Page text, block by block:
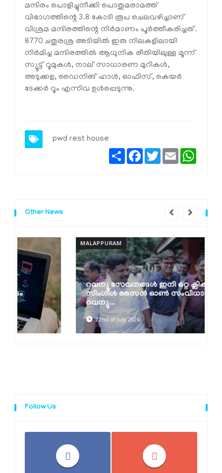
മന്ദിരം പൊളിച്ചുനീക്കി പൊതുമരാമത്ത്
വിഭാഗത്തിന്റെ 3.8 കോടി രൂപ ചെലവഴിച്ചാണ്
വിശ്രമ മന്ദിരത്തിന്റെ നിര്‍മാണം പൂര്‍ത്തീകരിച്ചത്.
8770 ചതുരശ്ര അടിയില്‍ ഇരു നിലകളിലായി
നിര്‍മിച്ച മന്ദിരത്തില്‍ ആധുനിക രീതിയിലുള്ള മൂന്ന്
സ്യൂട്ട് റൂമുകള്‍, നാല് സാധാരണ മുറികള്‍,
അടുക്കള, ഡൈനിങ് ഹാള്‍, ഓഫിസ്, കെയര്‍
ടേക്കര്‍ റൂം എന്നിവ ഉള്‍പ്പെടുന്നു.
pwd rest house
ShareFacebook
TwitterEmail
Other News
റവന്യൂ സേവനങ്ങള്‍ ഇനി ഒറ്റ ക്ലിക്കില്‍;
സിംഗിള്‍ സൈന്‍ ഓണ്‍ സംവിധാനവുമായി
റവന്യു...
22nd of July 2026
Follow Us